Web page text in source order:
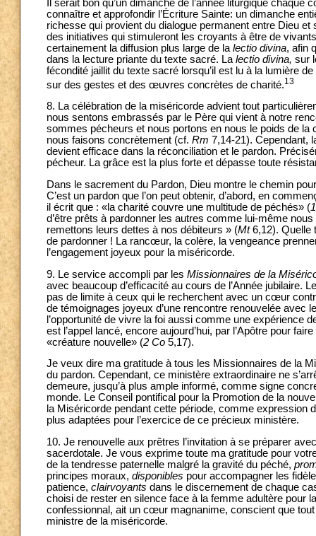
Il serait bon qu’un dimanche de l’année liturgique
connaître et approfondir l’Écriture Sainte: un dimanche
richesse qui provient du dialogue permanent entre Dieu
des initiatives qui stimuleront les croyants à être de
certainement la diffusion plus large de la lectio divina, afin
dans la lecture priante du texte sacré. La lectio divina, sur
fécondité jaillit du texte sacré lorsqu’il est lu à la lumière
sur des gestes et des œuvres concrètes de charité.13
8. La célébration de la miséricorde advient tout
nous sentons embrassés par le Père qui vient à notre
sommes pécheurs et nous portons en nous le poids de la
nous faisons concrètement (cf. Rm 7,14-21). Cependant,
devient efficace dans la réconciliation et le pardon.
pécheur. La grâce est la plus forte et dépasse toute
Dans le sacrement du Pardon, Dieu montre le chemin
C’est un pardon que l’on peut obtenir, d’abord, en
il écrit que : «la charité couvre une multitude de péchés» (
d’être prêts à pardonner les autres comme lui-même
remettons leurs dettes à nos débiteurs » (Mt6,12). Quelle
de pardonner ! La rancœur, la colère, la vengeance
l’engagement joyeux pour la miséricorde.
9. Le service accompli par les Missionnaires de la
avec beaucoup d’efficacité au cours de l’Année jubilaire.
pas de limite à ceux qui le recherchent avec un cœur
de témoignages joyeux d’une rencontre renouvelée
l’opportunité de vivre la foi aussi comme une expérience
est l’appel lancé, encore aujourd’hui, par l’Apôtre pour
«créature nouvelle» (2 Co 5,17).
Je veux dire ma gratitude à tous les Missionnaires de la
du pardon. Cependant, ce ministère extraordinaire ne
demeure, jusqu’à plus ample informé, comme signe
monde. Le Conseil pontifical pour la Promotion de la
la Miséricorde pendant cette période, comme
plus adaptées pour l’exercice de ce précieux ministère.
10. Je renouvelle aux prêtres l’invitation à se préparer
sacerdotale. Je vous exprime toute ma gratitude pour
de la tendresse paternelle malgré la gravité du péché,
principes moraux, disponibles pour accompagner les
patience, clairvoyants dans le discernement de chaque
choisi de rester en silence face à la femme adultère pour
confessionnal, ait un cœur magnanime, conscient que
ministre de la miséricorde.